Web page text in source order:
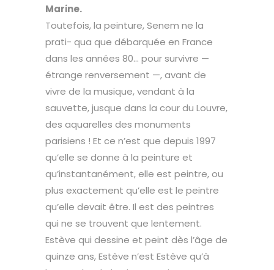
Marine.
Toutefois, la peinture, Senem ne la
prati- qua que débarquée en France
dans les années 80… pour survivre —
étrange renversement —, avant de
vivre de la musique, vendant à la
sauvette, jusque dans la cour du Louvre,
des aquarelles des monuments
parisiens ! Et ce n’est que depuis 1997
qu’elle se donne à la peinture et
qu’instantanément, elle est peintre, ou
plus exactement qu’elle est le peintre
qu’elle devait être. Il est des peintres
qui ne se trouvent que lentement.
Estève qui dessine et peint dès l’âge de
quinze ans, Estève n’est Estève qu’à